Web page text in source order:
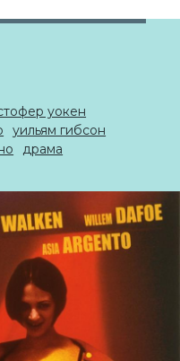
уокен
уильям гибсон
драма